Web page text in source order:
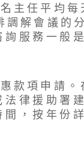
主 任 平 均 每
調 解 會 議 的
詢 服 務 一 般
款 項 申 請 。
法 律 援 助 署
間 ， 按 年 份